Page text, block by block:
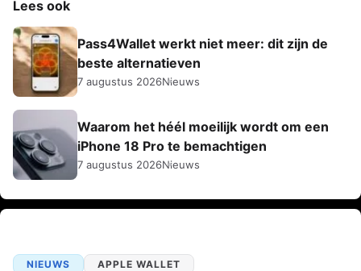
Lees ook
Pass4Wallet werkt niet meer: dit zijn de
beste alternatieven
7 augustus 2026Nieuws
Waarom het héél moeilijk wordt om een
iPhone 18 Pro te bemachtigen
7 augustus 2026Nieuws
NIEUWS APPLE WALLET